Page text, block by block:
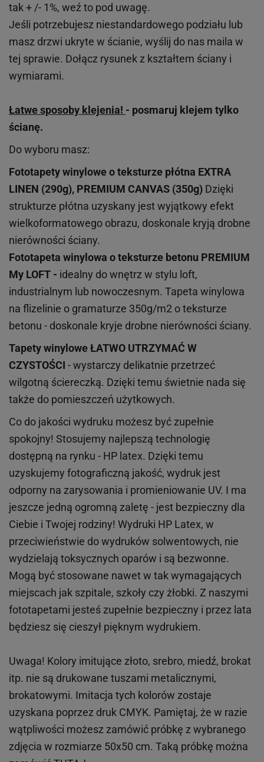
tak + /- 1%, weź to pod uwagę.
Jeśli potrzebujesz niestandardowego podziału lub
masz drzwi ukryte w ścianie, wyślij do nas maila w
tej sprawie. Dołącz rysunek z kształtem ściany i
wymiarami.
Łatwe sposoby klejenia! - posmaruj klejem tylko
ścianę.
Do wyboru masz:
Fototapety winylowe oteksturze płótna EXTRA
LINEN (290g), PREMIUM CANVAS (350g) Dzięki
strukturze płótna uzyskany jest wyjątkowy efekt
wielkoformatowego obrazu, doskonale kryją drobne
nierówności ściany.
Fototapeta winylowa oteksturze betonu PREMIUM
My LOFT - idealny do wnętrz w stylu loft,
industrialnym lub nowoczesnym. Tapeta winylowa
na flizelinie o gramaturze 350g/m2 o teksturze
betonu - doskonale kryje drobne nierówności ściany.
Tapety winyloweŁATWO UTRZYMAĆ W
CZYSTOŚCI - wystarczy delikatnie przetrzeć
wilgotną ściereczką. Dzięki temu świetnie nada się
także do pomieszczeń użytkowych.
Co do jakości wydruku możesz być zupełnie
spokojny! Stosujemy najlepszą technologię
dostępną na rynku - HP latex. Dzięki temu
uzyskujemy fotograficzną jakość, wydruk jest
odporny na zarysowania i promieniowanie UV. I ma
jeszcze jedną ogromną zaletę - jest bezpieczny dla
Ciebie i Twojej rodziny! Wydruki HP Latex, w
przeciwieństwie do wydruków solwentowych, nie
wydzielają toksycznych oparów i są bezwonne.
Mogą być stosowane nawet w tak wymagających
miejscach jak szpitale, szkoły czy żłobki. Z naszymi
fototapetami jesteś zupełnie bezpieczny i przez lata
będziesz się cieszył pięknym wydrukiem.
Uwaga! Kolory imitujące złoto, srebro, miedź, brokat
itp. nie są drukowane tuszami metalicznymi,
brokatowymi. Imitacja tych kolorów zostaje
uzyskana poprzez druk CMYK. Pamiętaj, że w razie
wątpliwości możesz zamówić próbkę z wybranego
zdjęcia w rozmiarze 50x50 cm. Taką próbkę można